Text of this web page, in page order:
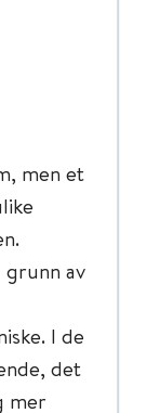
men et
grunn av
I de
det
mer